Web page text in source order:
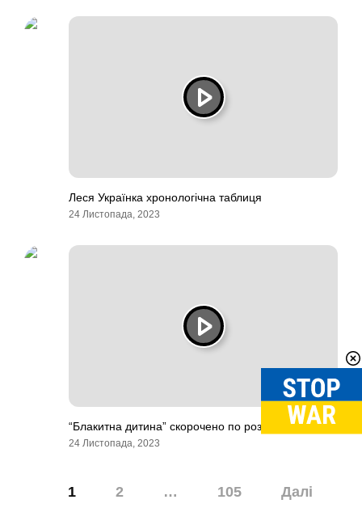
Леся Українка хронологічна таблиця
24 Листопада, 2023
“Блакитна дитина” скорочено по розділах
24 Листопада, 2023
Навігація1 2 … 105 Далі